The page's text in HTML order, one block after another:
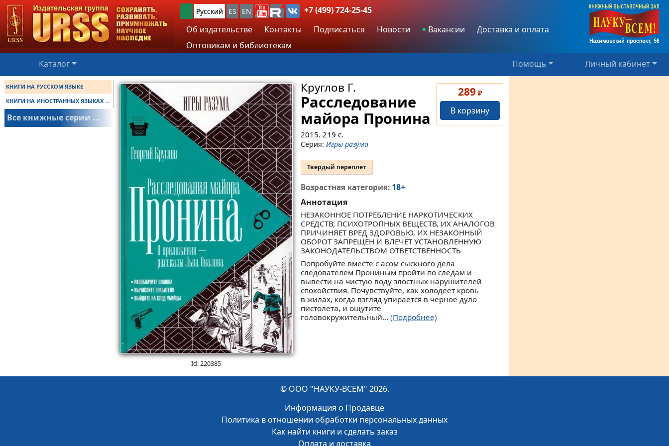
Русский ES EN
+7 (499) 724-25-45
Об издательстве
Контакты Подписаться Новости Вакансии
Доставка и оплата
Оптовикам и библиотекам
Каталог
Помощь Личный кабинет
КНИГИ НА РУССКОМ ЯЗЫКЕ
КНИГИ НА ИНОСТРАННЫХ ЯЗЫКАХ ...
Все книжные серии ...
Id: 220385
289₽
В корзину
Круглов Г.
Расследование
майора Пронина
2015. 219 с.
Серия: Игры разума
Твердый переплет
Возрастная категория:18+
Аннотация
НЕЗАКОННОЕ ПОТРЕБЛЕНИЕ НАРКОТИЧЕСКИХ
СРЕДСТВ, ПСИХОТРОПНЫХ ВЕЩЕСТВ, ИХ АНАЛОГОВ
ПРИЧИНЯЕТ ВРЕД ЗДОРОВЬЮ, ИХ НЕЗАКОННЫЙ
ОБОРОТ ЗАПРЕЩЁН И ВЛЕЧЁТ УСТАНОВЛЕННУЮ
ЗАКОНОДАТЕЛЬСТВОМ ОТВЕТСТВЕННОСТЬ
Попробуйте вместе с асом сыскного дела
следователем Прониным пройти по следам и
вывести на чистую воду злостных нарушителей
спокойствия. Почувствуйте, как холодеет кровь
в жилах, когда взгляд упирается в черное дуло
пистолета, и ощутите
головокружительный... (Подробнее)
© ООО "НАУКУ-ВСЕМ" 2026.
Информация о Продавце
Политика в отношении обработки персональных данных
Как найти книги и сделать заказ
Оплата и доставка